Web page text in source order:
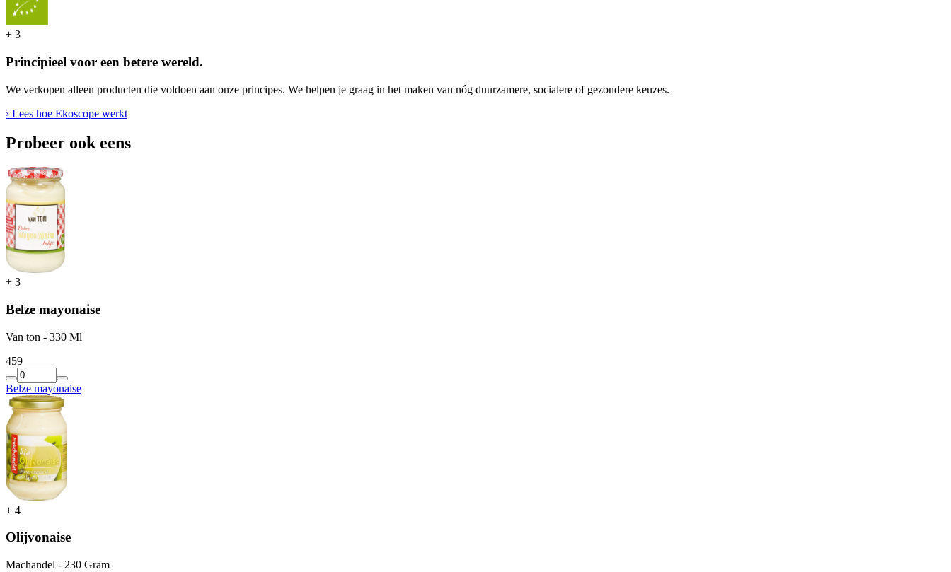
+ 3
Principieel voor een betere wereld.
We verkopen alleen producten die voldoen aan onze principes. We helpen je graag in het maken van nóg duurzamere, socialere of gezondere keuzes.
› Lees hoe Ekoscope werkt
Probeer ook eens
+ 3
Belze mayonaise
Van ton - 330 Ml
459
Belze mayonaise
+ 4
Olijvonaise
Machandel - 230 Gram